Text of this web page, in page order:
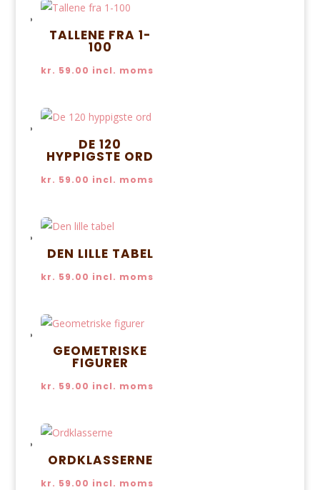
TALLENE FRA 1-
100
kr. 59.00 incl. moms
DE 120
HYPPIGSTE ORD
kr. 59.00 incl. moms
DEN LILLE TABEL
kr. 59.00 incl. moms
GEOMETRISKE
FIGURER
kr. 59.00 incl. moms
ORDKLASSERNE
kr. 59.00 incl. moms